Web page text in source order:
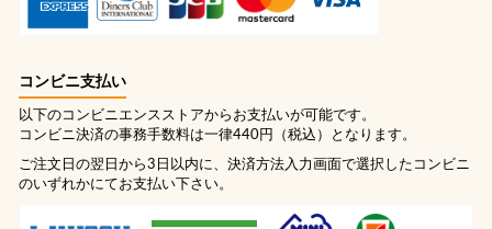
コンビニ支払い
以下のコンビニエンスストアからお支払いが可能です。
コンビニ決済の事務手数料は一律440円（税込）となります。
ご注文日の翌日から3日以内に、決済方法入力画面で選択したコンビニ
のいずれかにてお支払い下さい。